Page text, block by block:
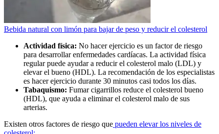
Bebida natural con limón para bajar de peso y reducir el colesterol
Actividad física: No hacer ejercicio es un factor de riesgo
para desarrollar enfermedades cardíacas. La actividad física
regular puede ayudar a reducir el colesterol malo (LDL) y
elevar el bueno (HDL). La recomendación de los especialistas
es hacer ejercicio durante 30 minutos casi todos los días.
Tabaquismo: Fumar cigarrillos reduce el colesterol bueno
(HDL), que ayuda a eliminar el colesterol malo de sus
arterias.
Existen otros factores de riesgo que pueden elevar los niveles de